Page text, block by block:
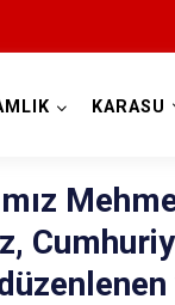
KARASU